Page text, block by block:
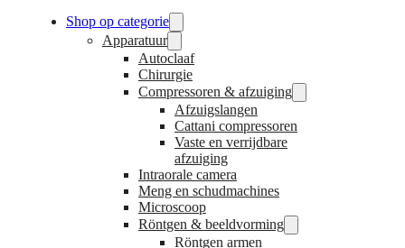
Shop op categorie
Apparatuur
Autoclaaf
Chirurgie
Compressoren & afzuiging
Afzuigslangen
Cattani compressoren
Vaste en verrijdbare
afzuiging
Intraorale camera
Meng en schudmachines
Microscoop
Röntgen & beeldvorming
Röntgen armen